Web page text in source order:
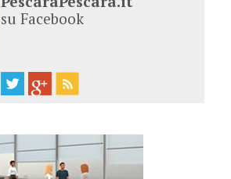
su Facebook